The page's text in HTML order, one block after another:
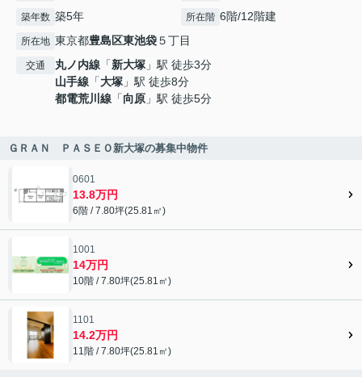
築年数 築5年 所在階 6階/12階建
所在地 東京都豊島区東池袋５丁目
交通 丸ノ内線 「新大塚 」駅 徒歩3分
山手線 「大塚 」駅 徒歩8分
都電荒川線 「向原 」駅 徒歩5分
ＧＲＡＮ ＰＡＳＥＯ新大塚の募集中物件
0601
13.8万円
6階 / 7.80坪(25.81㎡)
1001
14万円
10階 / 7.80坪(25.81㎡)
1101
14.2万円
11階 / 7.80坪(25.81㎡)